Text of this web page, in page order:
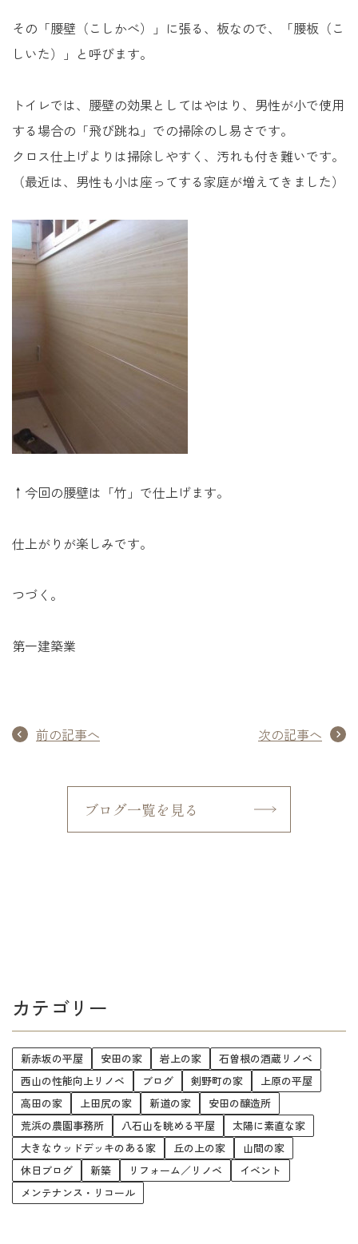
その「腰壁（こしかべ）」に張る、板なので、「腰板（こ
しいた）」と呼びます。
トイレでは、腰壁の効果としてはやはり、男性が小で使用
する場合の「飛び跳ね」での掃除のし易さです。
クロス仕上げよりは掃除しやすく、汚れも付き難いです。
（最近は、男性も小は座ってする家庭が増えてきました）
↑今回の腰壁は「竹」で仕上げます。
仕上がりが楽しみです。
つづく。
第一建築業
前の記事へ 次の記事へ
ブログ一覧を見る
カテゴリー
新赤坂の平屋 安田の家 岩上の家
石曽根の酒蔵リノベ
西山の性能向上リノベ
ブログ 剣野町の家
上原の平屋
高田の家
上田尻の家 新道の家
安田の醸造所
荒浜の農園事務所
八石山を眺める平屋
太陽に素直な家
大きなウッドデッキのある家
丘の上の家
山間の家
休日ブログ
新築 リフォーム／リノベ
イベント
メンテナンス・リコール